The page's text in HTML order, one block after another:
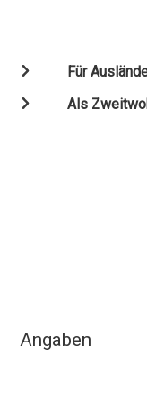
Für
Als
Angaben